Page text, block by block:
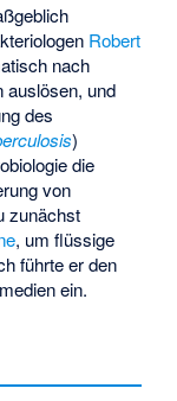
Robert
nach
auslösen, und
des
)
die
von
zunächst
, um flüssige
führte er den
ein.